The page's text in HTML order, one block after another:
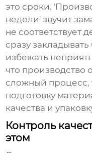
это сроки.
недели' звучит
не соответствует
сразу
избежать
что производство
сложный
подготовку
качества и
Контроль
этом